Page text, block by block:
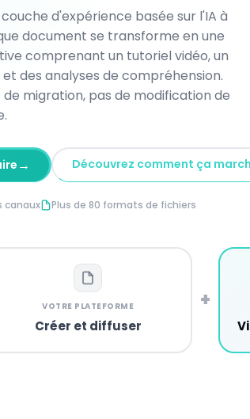
d'expérience basée sur l'IA à
document se transforme en une
comprenant un tutoriel vidéo, un
des analyses de compréhension.
migration, pas de modification de
→ Découvrez comment ça
canaux Plus de 80 formats de fichiers
VOTRE PLATEFORME
Créer et diffuser
+